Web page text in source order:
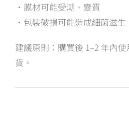
・膜材可能受潮、變質
・包裝破損可能造成細菌滋生
建議原則：購買後 1–2 年內
貨。